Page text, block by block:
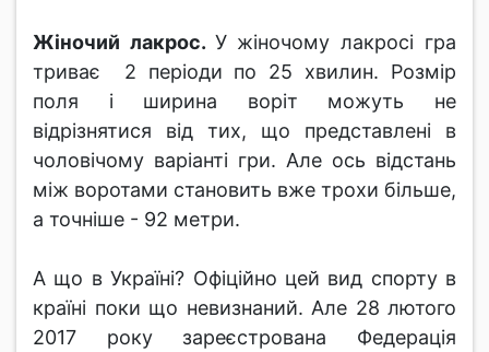
Жіночий лакрос. У жіночому лакросі гра
триває 2 періоди по 25 хвилин. Розмір
поля і ширина воріт можуть не
відрізнятися від тих, що представлені в
чоловічому варіанті гри. Але ось відстань
між воротами становить вже трохи більше,
а точніше - 92 метри.
А що в Україні? Офіційно цей вид спорту в
країні поки що невизнаний. Але 28 лютого
2017 року зареєстрована Федерація